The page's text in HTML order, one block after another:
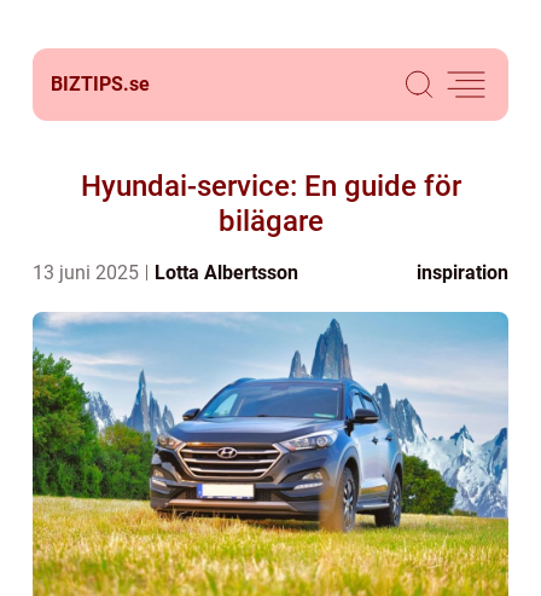
BIZTIPS.se
Hyundai-service: En guide för
bilägare
13 juni 2025 Lotta Albertsson inspiration